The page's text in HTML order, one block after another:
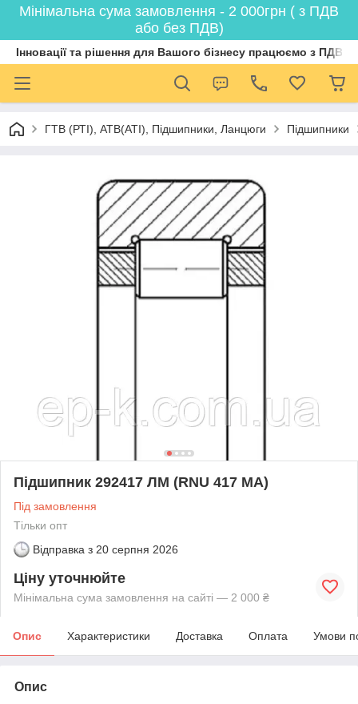
Мінімальна сума замовлення - 2 000грн ( з ПДВ
або без ПДВ)
Інновації та рішення для Вашого бізнесу працюємо з ПДВ
ГТВ (РТI), АТВ(АТI), Пiдшипники, Ланцюги Підшипники
Підшипник 292417 ЛМ (RNU 417 МА)
Під замовлення
Тільки опт
Відправка з 20 серпня 2026
Ціну уточнюйте
Мінімальна сума замовлення на сайті — 2 000 ₴
Опис Характеристики Доставка Оплата Умови
Опис